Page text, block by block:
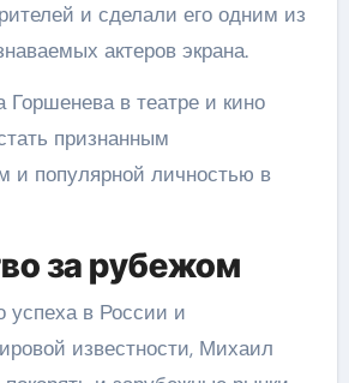
и сделали его одним из
актеров экрана.
в театре и кино
признанным
и популярной личностью в
за рубежом
успеха в России и
известности, Михаил